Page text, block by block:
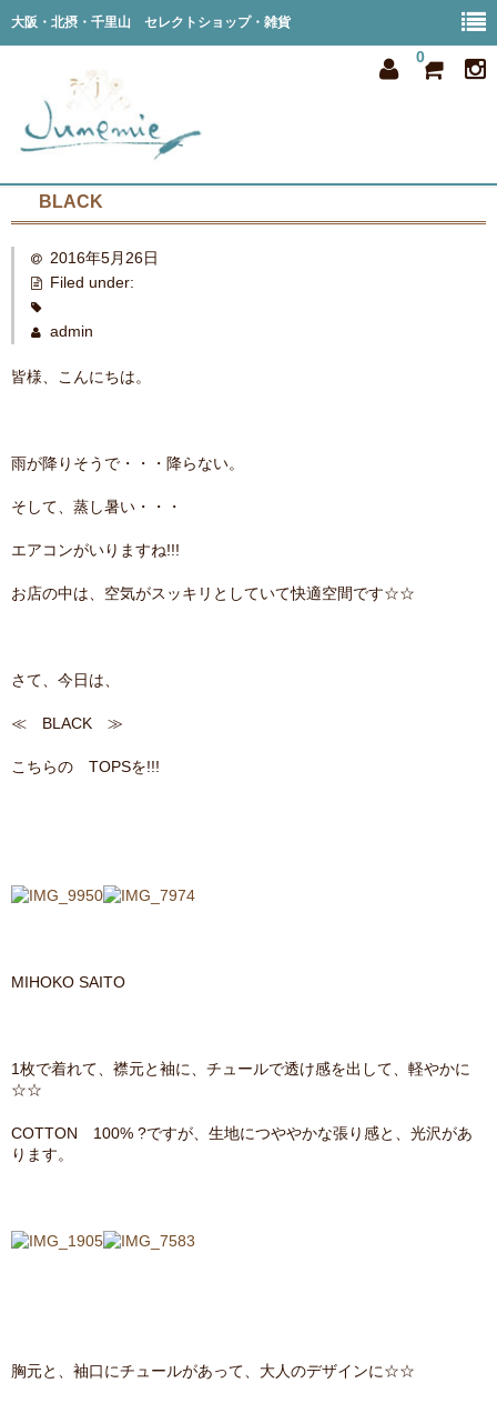
大阪・北摂・千里山 セレクトショップ・雑貨
0
all item
member
contact
BLACK
2016年5月26日
Filed under:
admin
皆様、こんにちは。
雨が降りそうで・・・降らない。
そして、蒸し暑い・・・
エアコンがいりますね!!!
お店の中は、空気がスッキリとしていて快適空間です☆☆
さて、今日は、
≪ BLACK ≫
こちらの TOPSを!!!
MIHOKO SAITO
1枚で着れて、襟元と袖に、チュールで透け感を出して、軽やかに
☆☆
COTTON 100% ?ですが、生地につややかな張り感と、光沢があ
ります。
胸元と、袖口にチュールがあって、大人のデザインに☆☆